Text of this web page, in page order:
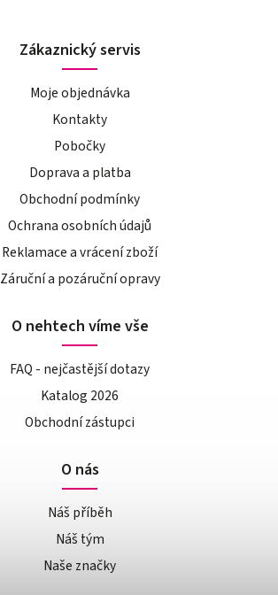
Zákaznický servis
Moje objednávka
Kontakty
Pobočky
Doprava a platba
Obchodní podmínky
Ochrana osobních údajů
Reklamace a vrácení zboží
Záruční a pozáruční opravy
O nehtech víme vše
FAQ - nejčastější dotazy
Katalog 2026
Obchodní zástupci
O nás
Náš příběh
Náš tým
Naše značky